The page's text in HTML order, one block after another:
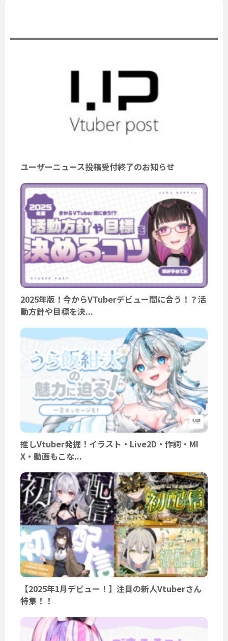
ユーザーニュース投稿受付終了のお知らせ
2025年版！今からVTuberデビュー間に合う！？活
動方針や目標を決...
推しVtuber発掘！イラスト・Live2D・作詞・MI
X・動画もこな...
【2025年1月デビュー！】注目の新人Vtuberさん
特集！！